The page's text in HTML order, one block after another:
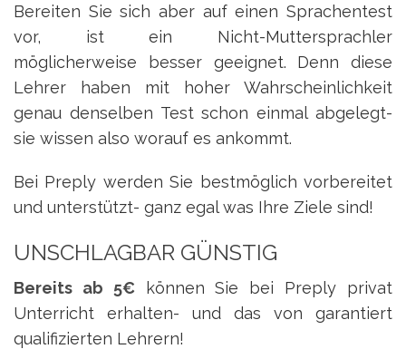
Bereiten Sie sich aber auf einen Sprachentest
vor, ist ein Nicht-Muttersprachler
möglicherweise besser geeignet. Denn diese
Lehrer haben mit hoher Wahrscheinlichkeit
genau denselben Test schon einmal abgelegt-
sie wissen also worauf es ankommt.
Bei Preply werden Sie bestmöglich vorbereitet
und unterstützt- ganz egal was Ihre Ziele sind!
UNSCHLAGBAR GÜNSTIG
Bereits ab 5€ können Sie bei Preply privat
Unterricht erhalten- und das von garantiert
qualifizierten Lehrern!